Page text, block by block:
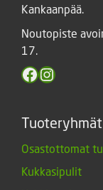
Kankaanpää.
Noutopiste
17.
Facebook
Instagram
Tuoteryhmät
Osastottomat
Kukkasipulit